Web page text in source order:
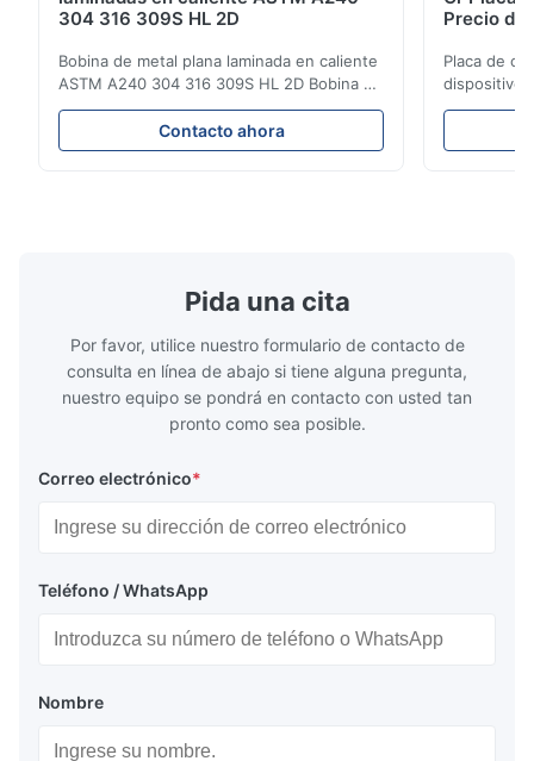
304 316 309S HL 2D
Bobina de metal plana laminada en caliente
ASTM A240 304 316 309S HL 2D Bobina de
acero inoxidable laminada en caliente/frío
304 316 309S 310 310S 316L 321 ASTM
A240 Especificaciones del producto
Contacto ahora
Precio de
Placa de
dispositivos
Precio de
de acero
Pida una cita
Por favor, utilice nuestro formulario de contacto de
consulta en línea de abajo si tiene alguna pregunta,
nuestro equipo se pondrá en contacto con usted tan
pronto como sea posible.
Correo electrónico*
Teléfono / WhatsApp
Nombre